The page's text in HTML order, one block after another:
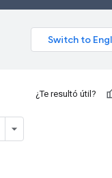
¿Te resultó útil?